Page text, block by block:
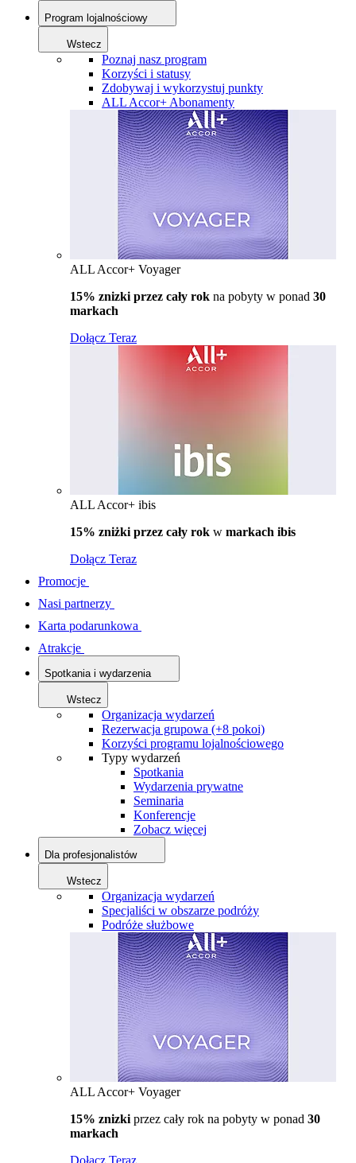
Program lojalnościowy
Wstecz
Poznaj nasz program
Korzyści i statusy
Zdobywaj i wykorzystuj punkty
ALL Accor+ Abonamenty
ALL Accor+ Voyager
15% znizki przez cały rok na pobyty w ponad 30
markach
Dołącz Teraz
ALL Accor+ ibis
15% zniżki przez cały rok w markach ibis
Dołącz Teraz
Promocje
Nasi partnerzy
Karta podarunkowa
Atrakcje
Spotkania i wydarzenia
Wstecz
Organizacja wydarzeń
Rezerwacja grupowa (+8 pokoi)
Korzyści programu lojalnościowego
Typy wydarzeń
Spotkania
Wydarzenia prywatne
Seminaria
Konferencje
Zobacz więcej
Dla profesjonalistów
Wstecz
Organizacja wydarzeń
Specjaliści w obszarze podróży
Podróże służbowe
ALL Accor+ Voyager
15% znizki przez cały rok na pobyty w ponad 30
markach
Dołącz Teraz